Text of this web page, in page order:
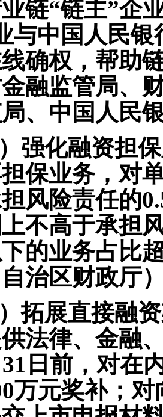
链“链主”企
与中国人民
确权，帮助
融监管局、
、中国人民
）强化融资担
保业务，对
风险责任的
不高于承担
的业务占比
治区财政厅
）拓展直接融
法律、金融
日前，对在
万元奖补；